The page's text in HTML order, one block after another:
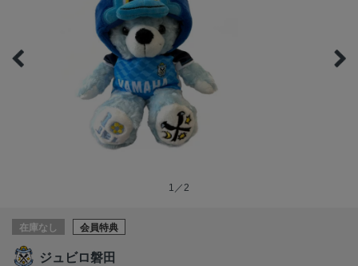
1／2
在庫なし 会員特典
ジュビロ磐田